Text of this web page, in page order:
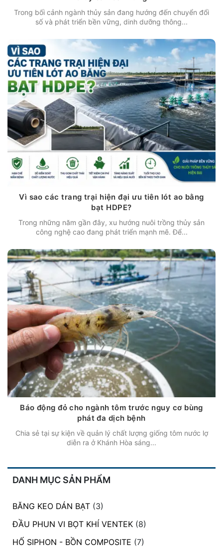
Trong bối cảnh ngành thủy sản đang hướng đến chuyển đổi
số và phát triển bền vững, dinh dưỡng thông...
Vì sao các trang trại hiện đại ưu tiên lót ao bằng
bạt HDPE?
Trong những năm gần đây, xu hướng nuôi trồng thủy sản
công nghệ cao đang phát triển mạnh mẽ. Để...
Báo động đỏ cho ngành tôm trước nguy cơ bùng
phát đa dịch bệnh
Chia sẻ tại sự kiện về quản lý chất lượng giống tôm nước lợ
diễn ra ở Khánh Hòa sáng...
DANH MỤC SẢN PHẨM
BĂNG KEO DÁN BẠT (3)
ĐẦU PHUN VI BỌT KHÍ VENTEK (8)
HỐ SIPHON - BỒN COMPOSITE (7)